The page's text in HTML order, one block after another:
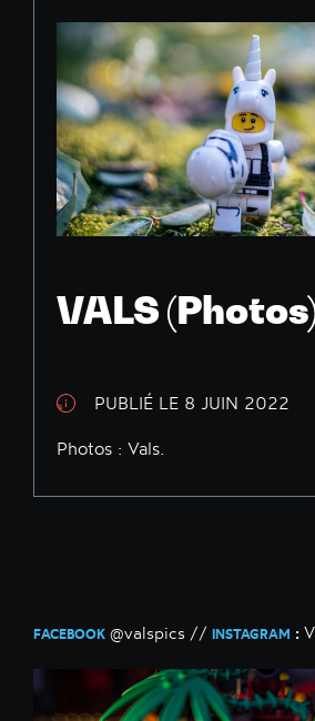
VALS
PUBLIÉ LE 8 JUIN 2022
Photos : Vals.
FACEBOOK @valspics // INSTAGRAM :